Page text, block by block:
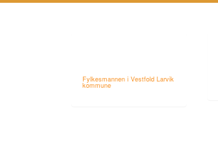
Fylkesmannen i Vestfold Larvik
kommune